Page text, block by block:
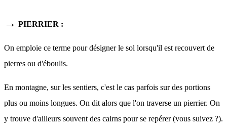
→ PIERRIER :
On emploie ce terme pour désigner le sol lorsqu'il est recouvert de
pierres ou d'éboulis.
En montagne, sur les sentiers, c'est le cas parfois sur des portions
plus ou moins longues. On dit alors que l'on traverse un pierrier. On
y trouve d'ailleurs souvent des cairns pour se repérer (vous suivez ?).